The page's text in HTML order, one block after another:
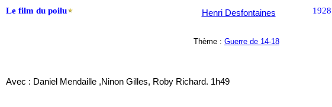
Le film du poilu 1928
Avec : Daniel Mendaille ,Ninon Gilles, Roby Richard. 1h49
Henri Desfontaines
Thème : Guerre de 14-18